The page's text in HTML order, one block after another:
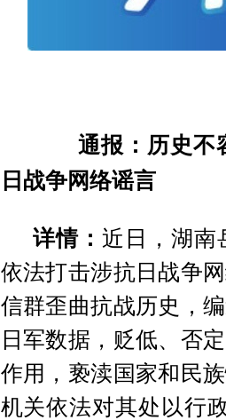
通报：历史不容
日战争网络谣言
详情： 近日，湖南
依法打击涉抗日战争
信群歪曲抗战历史，
日军数据，贬低、否
作用，亵渎国家和民
机关依法对其处以行